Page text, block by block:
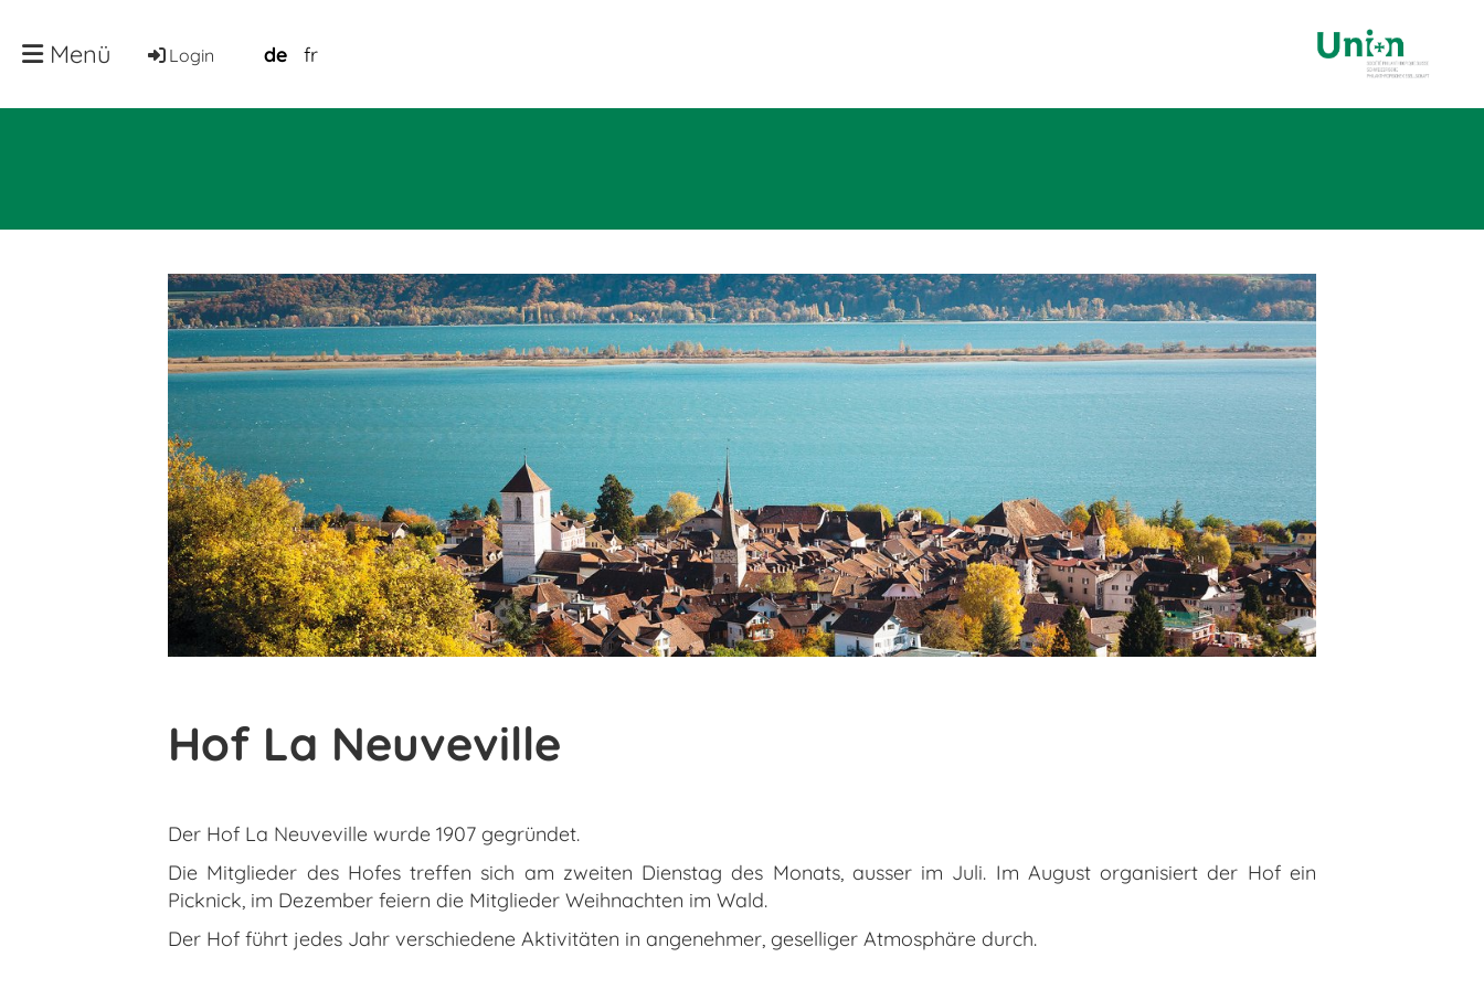
Login de fr
Menü
Hof La Neuveville
Der Hof La Neuveville wurde 1907 gegründet.
Die Mitglieder des Hofes treffen sich am zweiten Dienstag des Monats, ausser im Juli. Im August organisiert der Hof ein
Picknick, im Dezember feiern die Mitglieder Weihnachten im Wald.
Der Hof führt jedes Jahr verschiedene Aktivitäten in angenehmer, geselliger Atmosphäre durch.